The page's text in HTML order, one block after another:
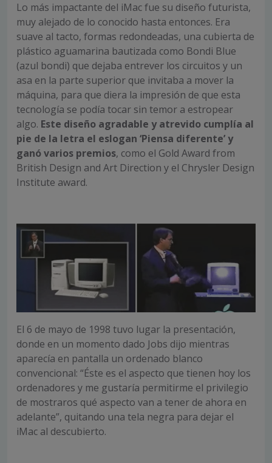
Lo más impactante del iMac fue su diseño futurista,
muy alejado de lo conocido hasta entonces. Era
suave al tacto, formas redondeadas, una cubierta de
plástico aguamarina bautizada como Bondi Blue
(azul bondi) que dejaba entrever los circuitos y un
asa en la parte superior que invitaba a mover la
máquina, para que diera la impresión de que esta
tecnología se podía tocar sin temor a estropear
algo. Este diseño agradable y atrevido cumplía al
pie de la letra el eslogan ‘Piensa diferente’ y
ganó varios premios, como el Gold Award from
British Design and Art Direction y el Chrysler Design
Institute award.
El 6 de mayo de 1998 tuvo lugar la presentación,
donde en un momento dado Jobs dijo mientras
aparecía en pantalla un ordenado blanco
convencional: “Éste es el aspecto que tienen hoy los
ordenadores y me gustaría permitirme el privilegio
de mostraros qué aspecto van a tener de ahora en
adelante”, quitando una tela negra para dejar el
iMac al descubierto.